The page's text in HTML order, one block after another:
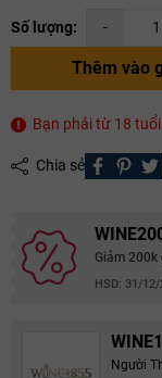
Số lượng: -
Thêm vào
Bạn phải từ 18
Chia sẻ
Giảm
HSD: 31/
Người